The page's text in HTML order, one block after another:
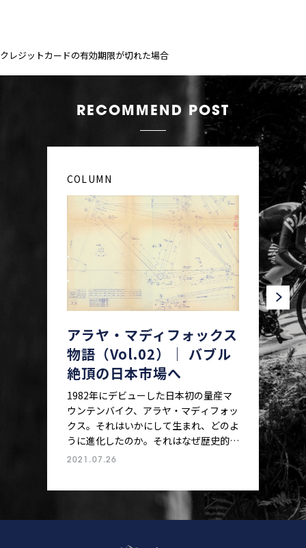
クレジットカードの有効期限が切れた場合
RECOMMEND POST
COLUMN
アラヤ・マディフォックス
物語（Vol.02）｜ バブル
絶頂の日本市場へ
1982年にデビューした日本初の量産マ
ウンテンバイク、アラヤ・マディフォッ
クス。それはいかにして生まれ、どのよ
うに進化したのか。それはなぜ歴史的な
一台となり、そしてなぜ（一度は）姿を
でを知り尽くした男、内藤常美によるマ
ディフォックス物語。Vol.2は、マディ
2021.07.26